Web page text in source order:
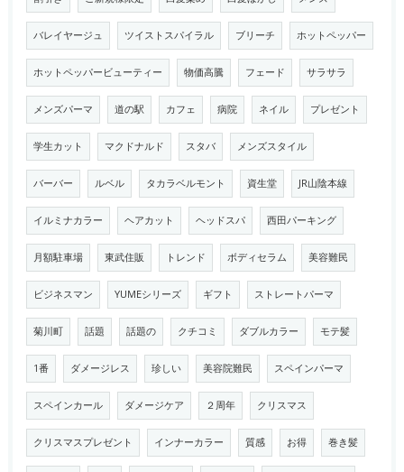
バレイヤージュ ツイストスパイラル ブリーチ ホットペッパー
ホットペッパービューティー 物価高騰 フェード サラサラ
メンズパーマ 道の駅 カフェ 病院 ネイル プレゼント
学生カット マクドナルド スタバ メンズスタイル
バーバー ルベル タカラベルモント 資生堂 JR山陰本線
イルミナカラー ヘアカット ヘッドスパ 西田パーキング
月額駐車場 東武住販 トレンド ボディセラム 美容難民
ビジネスマン YUMEシリーズ ギフト ストレートパーマ
菊川町 話題 話題の クチコミ ダブルカラー モテ髪
1番 ダメージレス 珍しい 美容院難民 スペインパーマ
スペインカール ダメージケア ２周年 クリスマス
クリスマスプレゼント インナーカラー 質感 お得 巻き髪